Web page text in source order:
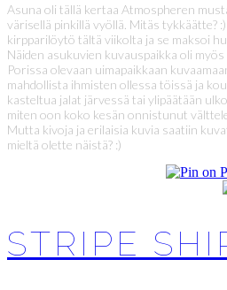
Asuna oli tällä kertaa Atmospheren
värisellä pinkillä vyöllä. Mitäs tykkäätte?
kirpparilöytö tältä viikolta ja se maksoi
Näiden asukuvien kuvauspaikka oli
Porissa olevaan uimapaikkaan
mahdollista ihmisten ollessa töissä ja
kasteltua jalat järvessä tai ylipäätään
miten oon koko kesän onnistunut
Mutta kivoja ja erilaisia kuvia saatiin
mieltä olette näistä? :)
STRIPE